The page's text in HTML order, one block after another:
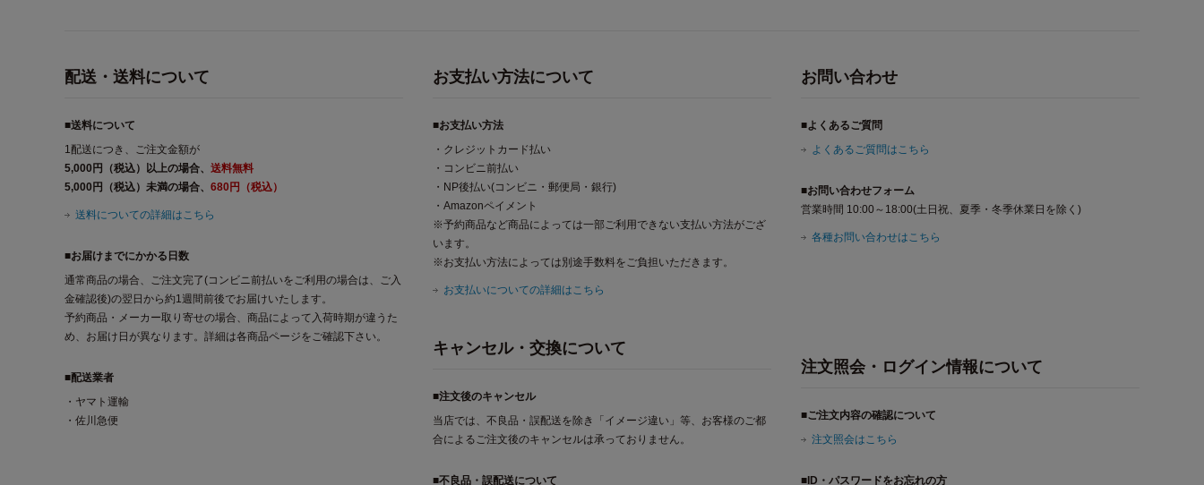
配送・送料について
■送料について
1配送につき、ご注文金額が
5,000円（税込）以上の場合、 送料無料
5,000円（税込）未満の場合、 680円（税込）
送料についての詳細はこちら
■お届けまでにかかる日数
通常商品の場合、ご注文完了(コンビニ前払いをご利用の場合は、ご入
金確認後)の翌日から約1週間前後でお届けいたします。
予約商品・メーカー取り寄せの場合、商品によって入荷時期が違うた
め、お届け日が異なります。詳細は各商品ページをご確認下さい。
■配送業者
・ヤマト運輸
・佐川急便
お支払い方法について
■お支払い方法
・クレジットカード払い
・コンビニ前払い
・NP後払い(コンビニ・郵便局・銀行)
・Amazonペイメント
※予約商品など商品によっては一部ご利用できない支払い方法がござ
います。
※お支払い方法によっては別途手数料をご負担いただきます。
お支払いについての詳細はこちら
キャンセル・交換について
■注文後のキャンセル
当店では、不良品・誤配送を除き「イメージ違い」等、お客様のご都
合によるご注文後のキャンセルは承っておりません。
■不良品・誤配送について
お問い合わせ
■よくあるご質問
よくあるご質問はこちら
■お問い合わせフォーム
営業時間 10:00～18:00(土日祝、夏季・冬季休業日を除く)
各種お問い合わせはこちら
注文照会・ログイン情報について
■ご注文内容の確認について
注文照会はこちら
■ID・パスワードをお忘れの方